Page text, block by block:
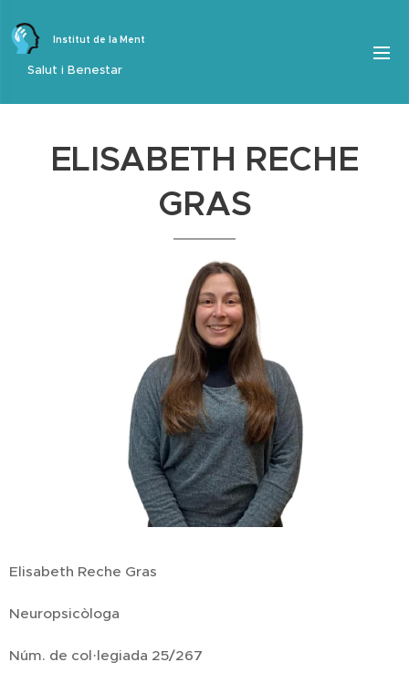
Institut de la Ment
Salut i Benestar
ELISABETH RECHE
GRAS
Elisabeth Reche Gras
Neuropsicòloga
Núm. de col·legiada 25/267